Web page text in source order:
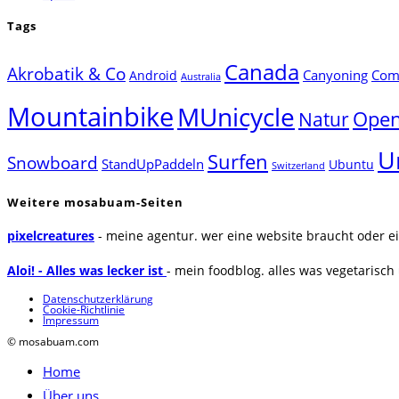
Tags
Akrobatik & Co Android Australia Canada Canyoning
MountainbikeMUnicycle Natur
Snowboard StandUpPaddeln Surfen Switzerland Ubuntu
Weitere mosabuam-Seiten
pixelcreatures - meine agentur. wer eine website braucht oder
Aloi! - Alles was lecker ist - mein foodblog. alles was
Datenschutzerklärung
Cookie-Richtlinie
Impressum
© mosabuam.com
Home
Über uns